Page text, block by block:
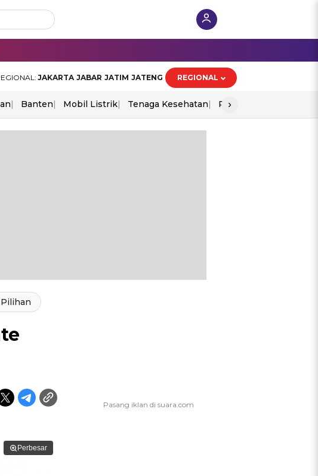
JAKARTA JABAR JATIM JATENG REGIONAL
Banten Mobil Listrik Tenaga Kesehatan Perang As-Iran
›
Perbesar